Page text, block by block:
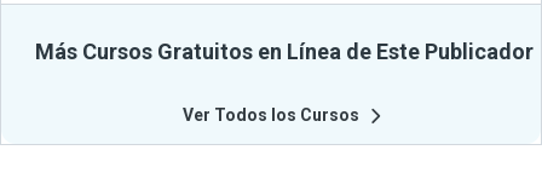
Más Cursos Gratuitos en Línea de Este Publicador
Ver Todos los Cursos